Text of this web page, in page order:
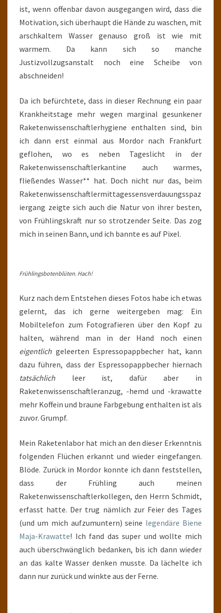
ist, wenn offenbar davon ausgegangen wird, dass die
Motivation, sich überhaupt die Hände zu waschen, mit
arschkaltem Wasser genauso groß ist wie mit
warmem. Da kann sich so manche
Justizvollzugsanstalt noch eine Scheibe von
abschneiden!
Da ich befürchtete, dass in dieser Rechnung ein paar
Krankheitstage mehr wegen marginal gesunkener
Raketenwissenschaftlerhygiene enthalten sind, bin
ich dann erst einmal aus Mordor nach Frankfurt
geflohen, wo es neben Tageslicht in der
Raketenwissenschaftlerkantine auch warmes,
fließendes Wasser** hat. Doch nicht nur das, beim
Raketenwissenschaftlermittagessensverdauungsspaz
iergang zeigte sich auch die Natur von ihrer besten,
von Frühlingskraft nur so strotzender Seite. Das zog
mich in seinen Bann, und ich bannte es auf Pixel.
Frühlingsbotenblüten. Hach!
Kurz nach dem Entstehen dieses Fotos habe ich etwas
gelernt, das ich gerne weitergeben mag: Ein
Mobiltelefon zum Fotografieren über den Kopf zu
halten, während man in der Hand noch einen
eigentlich geleerten Espressopappbecher hat, kann
dazu führen, dass der Espressopappbecher hiernach
tatsächlich leer ist, dafür aber in
Raketenwissenschaftleranzug, -hemd und -krawatte
mehr Koffein und braune Farbgebung enthalten ist als
zuvor. Grumpf.
Mein Raketenlabor hat mich an den dieser Erkenntnis
folgenden Flüchen erkannt und wieder eingefangen.
Blöde. Zurück in Mordor konnte ich dann feststellen,
dass der Frühling auch meinen
Raketenwissenschaftlerkollegen, den Herrn Schmidt,
erfasst hatte. Der trug nämlich zur Feier des Tages
(und um mich aufzumuntern) seine legendäre Biene
Maja-Krawatte! Ich fand das super und wollte mich
auch überschwänglich bedanken, bis ich dann wieder
an das kalte Wasser denken musste. Da lächelte ich
dann nur zurück und winkte aus der Ferne.